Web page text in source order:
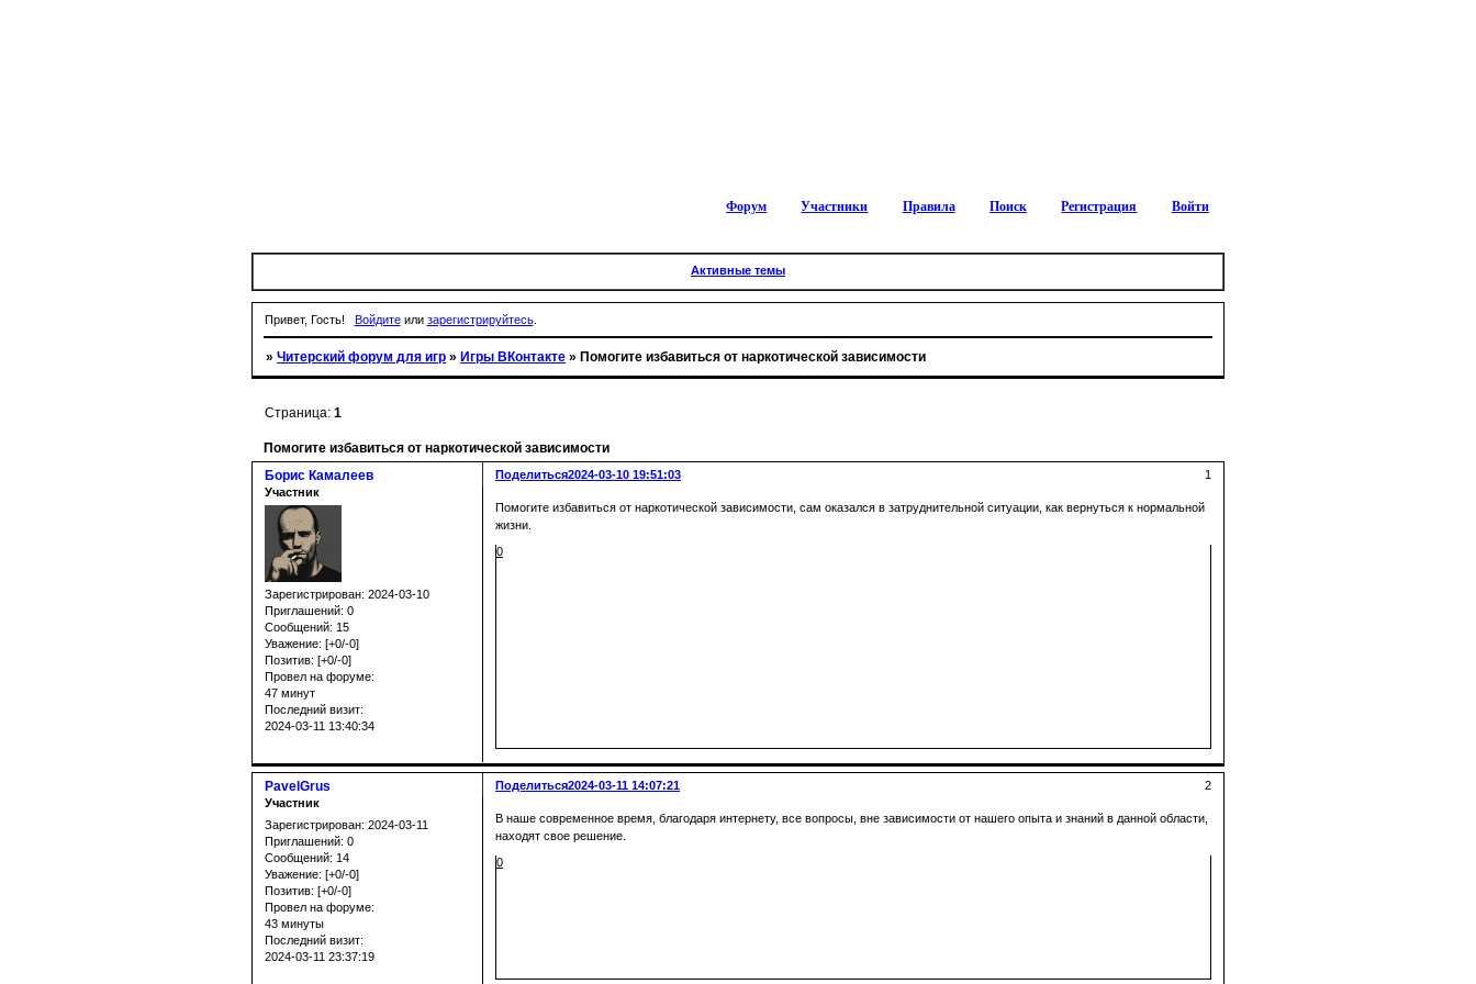
Форум Участники Правила Поиск Регистрация Войти
Активные темы
Привет, Гость! Войдитеили зарегистрируйтесь.
»Читерский форум для игр »Игры ВКонтакте »Помогите избавиться от наркотической зависимости
Помогите избавиться от наркотической зависимости
Страница:1
Поделиться 1
2024-03-10 19:51:03
Борис Камалеев
Участник
Зарегистрирован: 2024-03-10
Приглашений: 0
Сообщений: 15
Уважение: [+0/-0]
Позитив: [+0/-0]
Провел на форуме:
47 минут
Последний визит:
2024-03-11 13:40:34
Помогите избавиться от наркотической зависимости, сам оказался в затруднительной ситуации, как вернуться к нормальной
жизни.
0
Поделиться 2
2024-03-11 14:07:21
PavelGrus
Участник
Зарегистрирован: 2024-03-11
Приглашений: 0
Сообщений: 14
Уважение: [+0/-0]
Позитив: [+0/-0]
Провел на форуме:
43 минуты
Последний визит:
2024-03-11 23:37:19
В наше современное время, благодаря интернету, все вопросы, вне зависимости от нашего опыта и знаний в данной области,
находят свое решение.
0